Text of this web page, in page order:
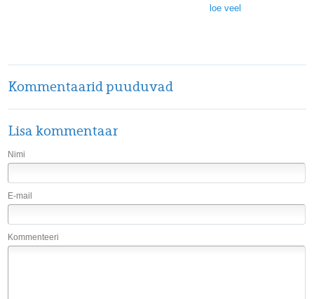
loe veel
Kommentaarid puuduvad
Lisa kommentaar
Nimi
E-mail
Kommenteeri